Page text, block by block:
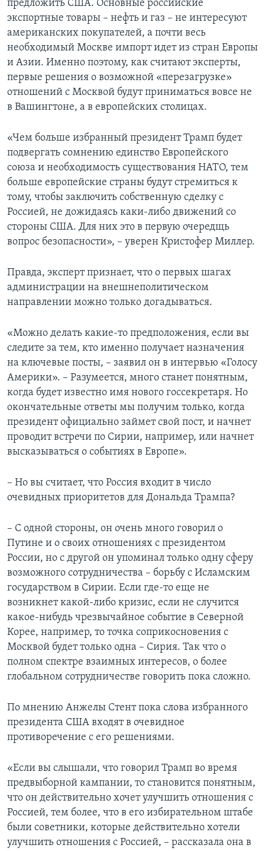
предложить США. Основные российские
экспортные товары – нефть и газ – не интересуют
американских покупателей, а почти весь
необходимый Москве импорт идет из стран Европы
и Азии. Именно поэтому, как считают эксперты,
первые решения о возможной «перезагрузке»
отношений с Москвой будут приниматься вовсе не
в Вашингтоне, а в европейских столицах.
«Чем больше избранный президент Трамп будет
подвергать сомнению единство Европейского
союза и необходимость существования НАТО, тем
больше европейские страны будут стремиться к
тому, чтобы заключить собственную сделку с
Россией, не дожидаясь каки-либо движений со
стороны США. Для них это в первую очередщь
вопрос безопасности», – уверен Кристофер Миллер.
Правда, эксперт признает, что о первых шагах
администрации на внешнеполитическом
направлении можно только догадываться.
«Можно делать какие-то предположения, если вы
следите за тем, кто именно получает назначения
на ключевые посты, – заявил он в интервью «Голосу
Америки». – Разумеется, много станет понятным,
когда будет известно имя нового госсекретаря. Но
окончательные ответы мы получим только, когда
президент официально займет свой пост, и начнет
проводит встречи по Сирии, например, или начнет
высказываться о событиях в Европе».
– Но вы считает, что Россия входит в число
очевидных приоритетов для Дональда Трампа?
– С одной стороны, он очень много говорил о
Путине и о своих отношениях с президентом
России, но с другой он упоминал только одну сферу
возможного сотрудничества – борьбу с Исламским
государством в Сирии. Если где-то еще не
возникнет какой-либо кризис, если не случится
какое-нибудь чрезвычайное событие в Северной
Корее, например, то точка соприкосновения с
Москвой будет только одна – Сирия. Так что о
полном спектре взаимных интересов, о более
глобальном сотрудничестве говорить пока сложно.
По мнению Анжелы Стент пока слова избранного
президента США входят в очевидное
противоречение с его решениями.
«Если вы слышали, что говорил Трамп во время
предвыборной кампании, то становится понятным,
что он действительно хочет улучшить отношения с
Россией, тем более, что в его избирательном штабе
были советники, которые действительно хотели
улучшить отношения с Россией, – рассказала она в